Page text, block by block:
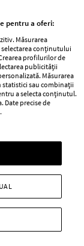
25.09.2025.
SRL
pentru a oferi:
Măsurarea
conținutului
profilurilor de
publicității
Măsurarea
sau combinații
a selecta conținutul.
Date precise de